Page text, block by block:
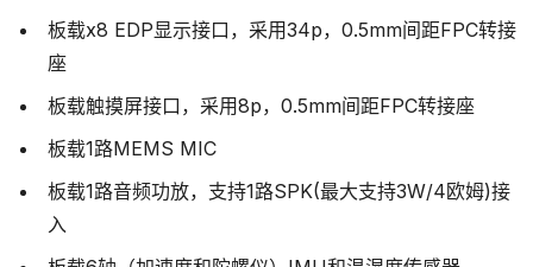
板载x8 EDP显示接口，采用34p，0.5mm间距FPC转接
座
板载触摸屏接口，采用8p，0.5mm间距FPC转接座
板载1路MEMS MIC
板载1路音频功放，支持1路SPK(最大支持3W/4欧姆)接
入